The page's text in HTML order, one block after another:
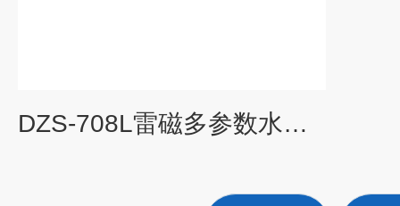
DZS-708L雷磁多参数水质分析仪主机